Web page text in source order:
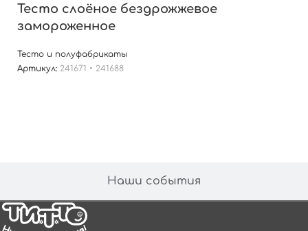
Наши события
Тесто слоёное бездрожжевое
замороженное
Тесто и полуфабрикаты
Артикул: 241671 • 241688